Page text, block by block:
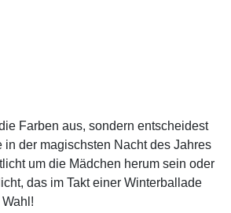
Farben aus, sondern entscheidest
in der magischsten Nacht des Jahres
um die Mädchen herum sein oder
das im Takt einer Winterballade